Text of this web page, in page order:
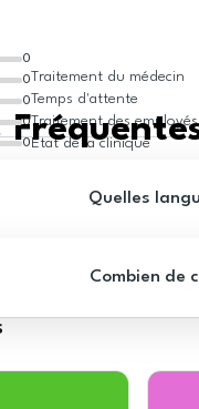
0
0
0
0
0
Traitement du médecin
Temps d'attente
Traitement des
État de la clinique
Quelles
Combien de